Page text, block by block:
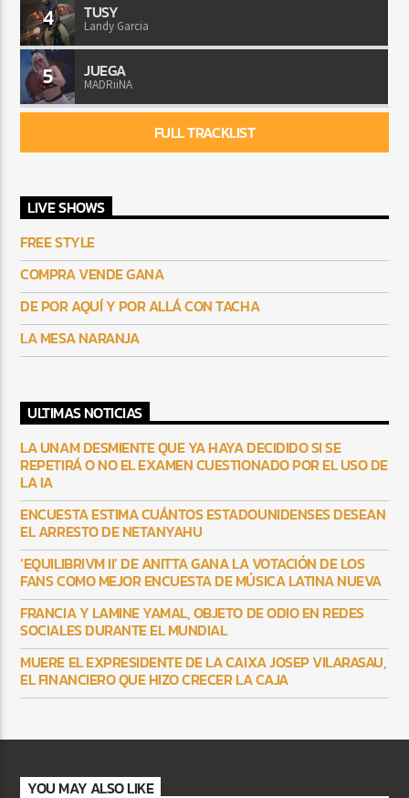
4 TUSY
Landy Garcia
5 JUEGA
MADRiiNA
FULL TRACKLIST
LIVE SHOWS
FREE STYLE
COMPRA VENDE GANA
DE POR AQUÍ Y POR ALLÁ CON TACHA
LA MESA NARANJA
ULTIMAS NOTICIAS
LA UNAM DESMIENTE QUE YA HAYA DECIDIDO SI SE
REPETIRÁ O NO EL EXAMEN CUESTIONADO POR EL USO DE
LA IA
ENCUESTA ESTIMA CUÁNTOS ESTADOUNIDENSES DESEAN
EL ARRESTO DE NETANYAHU
‘EQUILIBRIVM II’ DE ANITTA GANA LA VOTACIÓN DE LOS
FANS COMO MEJOR ENCUESTA DE MÚSICA LATINA NUEVA
FRANCIA Y LAMINE YAMAL, OBJETO DE ODIO EN REDES
SOCIALES DURANTE EL MUNDIAL
MUERE EL EXPRESIDENTE DE LA CAIXA JOSEP VILARASAU,
EL FINANCIERO QUE HIZO CRECER LA CAJA
YOU MAY ALSO LIKE